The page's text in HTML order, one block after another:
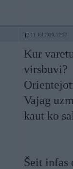
11. Jul 2020, 12:27
Kur
virsbuvi?
Vajag
kaut ko
Šeit infas